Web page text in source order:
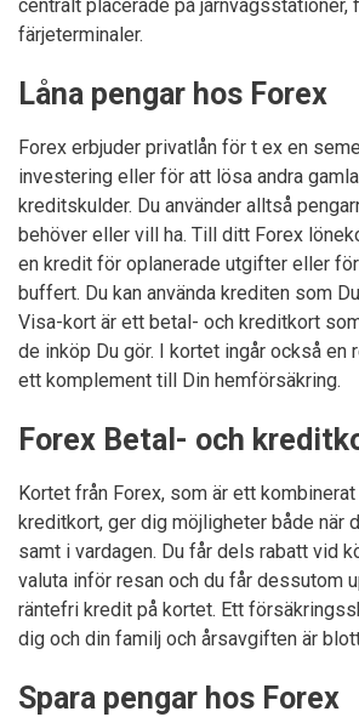
centralt placerade på järnvägsstationer,
färjeterminaler.
Låna pengar hos Forex
Forex erbjuder privatlån för t ex en
investering eller för att lösa andra
kreditskulder. Du använder alltså
behöver eller vill ha. Till ditt Forex
en kredit för oplanerade utgifter eller
buffert. Du kan använda krediten som
Visa-kort är ett betal- och kreditkort
de inköp Du gör. I kortet ingår också
ett komplement till Din hemförsäkring.
Forex Betal- och
Kortet från Forex, som är ett
kreditkort, ger dig möjligheter både när
samt i vardagen. Du får dels rabatt vid
valuta inför resan och du får dessutom
räntefri kredit på kortet. Ett
dig och din familj och årsavgiften är
Spara pengar hos Forex